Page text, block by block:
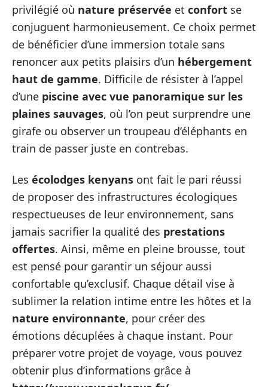
privilégié où nature préservée et confort se
conjuguent harmonieusement. Ce choix permet
de bénéficier d’une immersion totale sans
renoncer aux petits plaisirs d’un hébergement
haut de gamme. Difficile de résister à l’appel
d’une piscine avec vue panoramique sur les
plaines sauvages, où l’on peut surprendre une
girafe ou observer un troupeau d’éléphants en
train de passer juste en contrebas.
Les écolodges kenyans ont fait le pari réussi
de proposer des infrastructures écologiques
respectueuses de leur environnement, sans
jamais sacrifier la qualité des prestations
offertes. Ainsi, même en pleine brousse, tout
est pensé pour garantir un séjour aussi
confortable qu’exclusif. Chaque détail vise à
sublimer la relation intime entre les hôtes et la
nature environnante, pour créer des
émotions décuplées à chaque instant. Pour
préparer votre projet de voyage, vous pouvez
obtenir plus d’informations grâce à